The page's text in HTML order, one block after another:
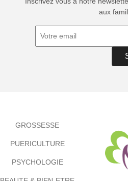
aux
GROSSESSE
PUERICULTURE
PSYCHOLOGIE